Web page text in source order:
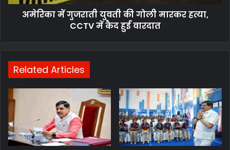
अमेरिका में गुजराती युवती की गोली मारकर हत्या,
CCTV में कैद हुई वारदात
Related Articles